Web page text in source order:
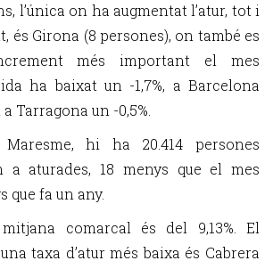
l’única on ha augmentat l’atur, tot i
és Girona (8 persones), on també es
més important el mes
ha baixat un -1,7%, a Barcelona
Tarragona un -0,5%.
hi ha 20.414 persones
a aturades, 18 menys que el mes
que fa un any.
comarcal és del 9,13%. El
taxa d’atur més baixa és Cabrera